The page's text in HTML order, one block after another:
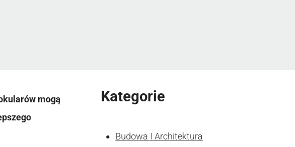
mogą
Kategorie
Budowa I Architektura